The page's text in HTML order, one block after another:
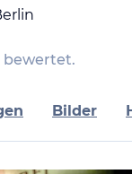
bewertet.
Bilder